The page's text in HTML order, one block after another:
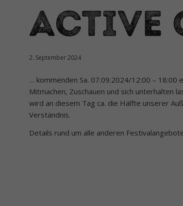
Active
2. September 2024
… kommenden Sa. 07.09.2024/12:00 –
Mitmachen, Zuschauen und sich unterhalten
wird an diesem Tag ca. die Hälfte unserer
Verständnis.
Details rund um alle anderen